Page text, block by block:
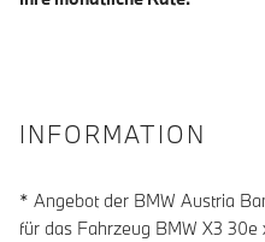
INFORMATION
* Angebot der BMW Austria
für das Fahrzeug BMW X3